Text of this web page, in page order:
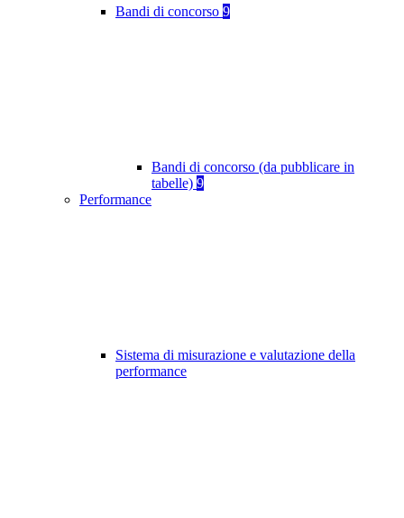
Bandi di concorso 9
Bandi di concorso (da pubblicare in
tabelle) 9
Performance
Sistema di misurazione e valutazione della
performance